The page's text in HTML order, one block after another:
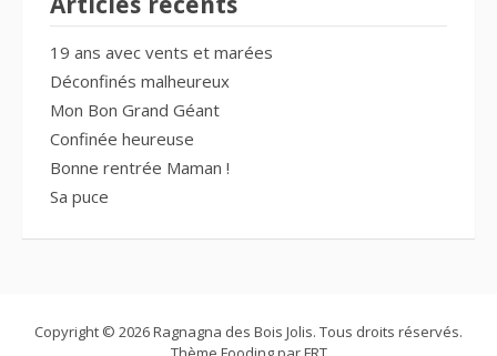
19 ans avec vents et marées
Déconfinés malheureux
Mon Bon Grand Géant
Confinée heureuse
Bonne rentrée Maman !
Sa puce
Copyright © 2026 Ragnagna des Bois Jolis. Tous droits réservés.